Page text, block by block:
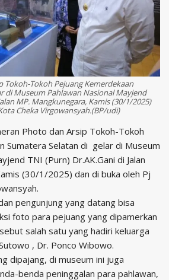
Tokoh-Tokoh Pejuang Kemerdekaan
di Museum Pahlawan Nasional Mayjend
MP. Mangkunegara, Kamis (30/1/2025)
Cheka Virgowansyah.(BP/udi)
Photo dan Arsip Tokoh-Tokoh
Sumatera Selatan di gelar di Museum
TNI (Purn) Dr.AK.Gani di Jalan
(30/1/2025) dan di buka oleh Pj
pengunjung yang datang bisa
foto para pejuang yang dipamerkan
salah satu yang hadiri keluarga
, Dr. Ponco Wibowo.
dipajang, di museum ini juga
benda peninggalan para pahlawan,